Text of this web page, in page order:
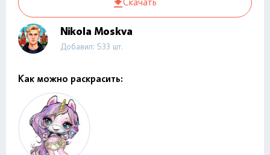
Скачать
Nikola Moskva
Добавил: 533 шт.
Как можно раскрасить: